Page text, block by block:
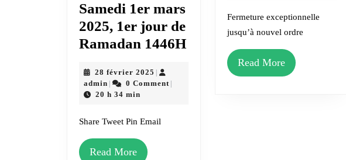
Samedi 1er mars
2025, 1er jour de
Ramadan 1446HSamedi
28 février 2025 28
février
admin admin0 Comment
20 h 34 min
Share Tweet Pin Email
Read MoreRead
Fermeture exceptionnelle
jusqu’à nouvel ordre
Read MoreRead
More